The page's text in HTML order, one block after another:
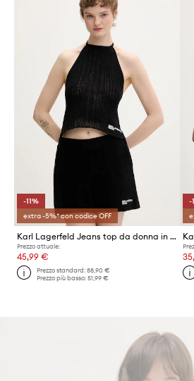
-11%
extra -5%* con codice OFF
Karl Lagerfeld Jeans top da donna in cotone
Prezzo attuale:
45,99 €
Prezzo standard:88,90 €
Prezzo più basso:51,99 €
-